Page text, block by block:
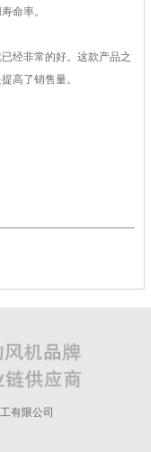
命率。
经非常的好。这款产品之
高了销售量。
有限公司